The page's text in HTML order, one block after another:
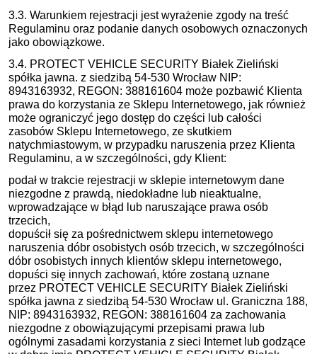
3.3. Warunkiem rejestracji jest wyrażenie zgody na treść
Regulaminu oraz podanie danych osobowych oznaczonych
jako obowiązkowe.
3.4. PROTECT VEHICLE SECURITY Białek Zieliński
spółka jawna. z siedzibą 54-530 Wrocław NIP:
8943163932, REGON: 388161604 może pozbawić Klienta
prawa do korzystania ze Sklepu Internetowego, jak również
może ograniczyć jego dostęp do części lub całości
zasobów Sklepu Internetowego, ze skutkiem
natychmiastowym, w przypadku naruszenia przez Klienta
Regulaminu, a w szczególności, gdy Klient:
podał w trakcie rejestracji w sklepie internetowym dane
niezgodne z prawdą, niedokładne lub nieaktualne,
wprowadzające w błąd lub naruszające prawa osób
trzecich,
dopuścił się za pośrednictwem sklepu internetowego
naruszenia dóbr osobistych osób trzecich, w szczególności
dóbr osobistych innych klientów sklepu internetowego,
dopuści się innych zachowań, które zostaną uznane
przez PROTECT VEHICLE SECURITY Białek Zieliński
spółka jawna z siedzibą 54-530 Wrocław ul. Graniczna 188,
NIP: 8943163932, REGON: 388161604 za zachowania
niezgodne z obowiązującymi przepisami prawa lub
ogólnymi zasadami korzystania z sieci Internet lub godzące